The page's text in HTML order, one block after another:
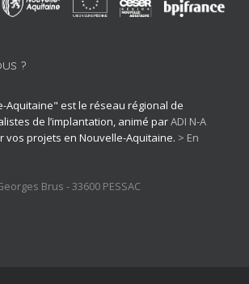
?
Aquitaine" est le réseau régional de
de l’implantation, animé parADI N-A
vos projets en Nouvelle-Aquitaine. > En
Brus - 33600 PESSAC